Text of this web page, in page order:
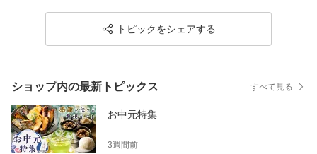
トピックをシェアする
ショップ内の最新トピックス すべて見る
お中元特集
3週間前